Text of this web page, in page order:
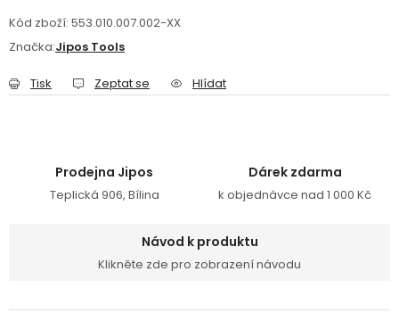
Reklamační formulář Odstoupení ve lhůtě 14 dní
Podmínky ochrany osobních údajů
Kód zboží: 553.010.007.002-XX
Značka:Jipos Tools
Tisk Zeptat se Hlídat
Prodejna Jipos
Teplická 906, Bílina
Dárek zdarma
k objednávce nad 1 000 Kč
Návod k produktu
Klikněte zde pro zobrazení návodu